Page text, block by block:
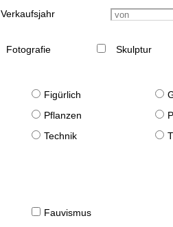
Verkaufsjahr
Fotografie Skulptur
Figürlich
Pflanzen
Technik
Fauvismus